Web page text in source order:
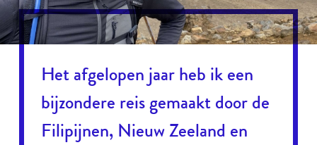
Het afgelopen jaar heb ik een
bijzondere reis gemaakt door de
Filipijnen, Nieuw Zeeland en